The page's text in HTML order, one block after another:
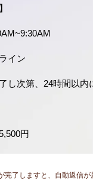
イン​
し次第、24時間以
円
完了しますと、自動返信